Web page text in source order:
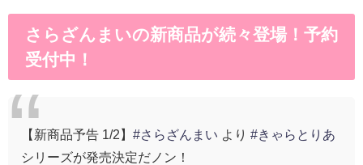
さらざんまいの新商品が続々登場！予約
受付中！
【新商品予告 1/2】 #さらざんまい より #きゃらとりあ
シリーズが発売決定だノン！